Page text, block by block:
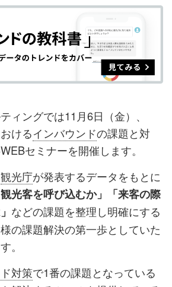
ク
マ
ー
ク
に
加
購
読
す
る
録
す
ィングでは11月6日（金）、
けるインバウンドの課題と対
セミナーを開催します。
観光庁が発表するデータをもとに
光客を呼び込むか」「来客の際
などの課題を整理し明確にする
の課題解決の第一歩としていた
。
対策で1番の課題となっている